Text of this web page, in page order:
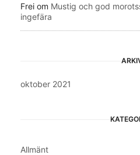
Frei om Mustig och god
ingefära
oktober 2021
Allmänt